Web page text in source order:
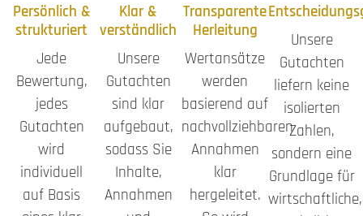
Persönlich &
strukturiert
Jede
Bewertung,
jedes
Gutachten
wird
individuell
auf Basis
Klar &
verständlich
Unsere
Gutachten
sind klar
aufgebaut,
sodass Sie
Inhalte,
Annahmen
Transparente
Herleitung
Wertansätze
werden
basierend auf
nachvollziehbaren
Annahmen
klar
hergeleitet.
Unsere
Gutachten
liefern keine
isolierten
Zahlen,
sondern eine
Grundlage für
wirtschaftliche,